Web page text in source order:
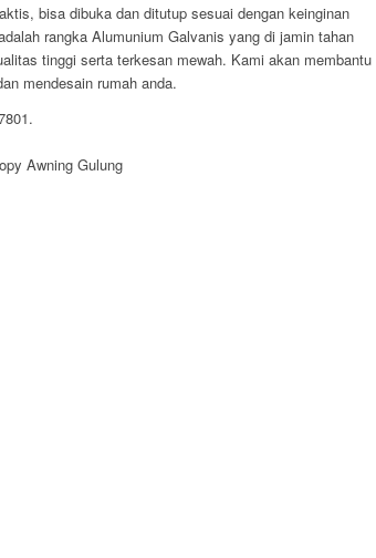
bisa dibuka dan ditutup sesuai dengan keinginan
rangka Alumunium Galvanis yang di jamin tahan
tinggi serta terkesan mewah. Kami akan membantu
mendesain rumah anda.